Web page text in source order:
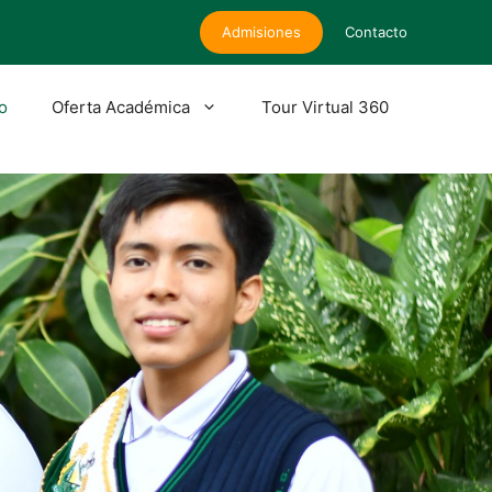
Admisiones Contacto
Oferta Académica Tour Virtual 360